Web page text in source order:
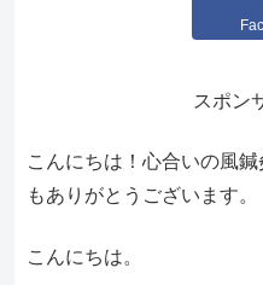
スポン
こんにちは！心合いの風
もありがとうございます。
こんにちは。